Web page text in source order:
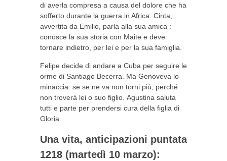
di averla compresa a causa del dolore che ha
sofferto durante la guerra in Africa. Cinta,
avvertita da Emilio, parla alla sua amica :
conosce la sua storia con Maite e deve
tornare indietro, per lei e per la sua famiglia.
Felipe decide di andare a Cuba per seguire le
orme di Santiago Becerra. Ma Genoveva lo
minaccia: se se ne va non torni più, perché
non troverà lei o suo figlio. Agustina saluta
tutti e parte per prendersi cura della figlia di
Gloria.
Una vita, anticipazioni puntata
1218 (martedì 10 marzo):